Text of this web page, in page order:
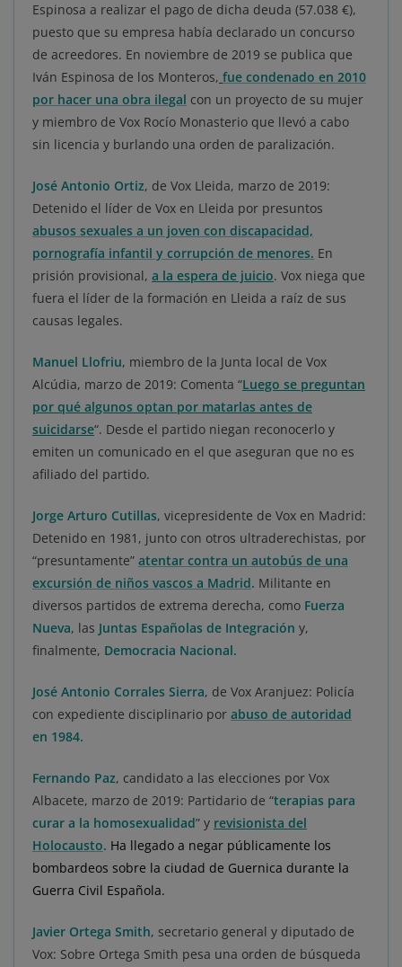
Espinosa a realizar el pago de dicha deuda (57.038 €),
puesto que su empresa había declarado un concurso
de acreedores. En noviembre de 2019 se publica que
Iván Espinosa de los Monteros, fue condenado en 2010
por hacer una obra ilegal con un proyecto de su mujer
y miembro de Vox Rocío Monasterio que llevó a cabo
sin licencia y burlando una orden de paralización.
José Antonio Ortiz, de Vox Lleida, marzo de 2019:
Detenido el líder de Vox en Lleida por presuntos
abusos sexuales a un joven con discapacidad,
pornografía infantil y corrupción de menores. En
prisión provisional, a la espera de juicio. Vox niega que
fuera el líder de la formación en Lleida a raíz de sus
causas legales.
Manuel Llofriu, miembro de la Junta local de Vox
Alcúdia, marzo de 2019: Comenta “Luego se preguntan
por qué algunos optan por matarlas antes de
suicidarse“. Desde el partido niegan reconocerlo y
emiten un comunicado en el que aseguran que no es
afiliado del partido.
Jorge Arturo Cutillas, vicepresidente de Vox en Madrid:
Detenido en 1981, junto con otros ultraderechistas, por
“presuntamente” atentar contra un autobús de una
excursión de niños vascos a Madrid. Militante en
diversos partidos de extrema derecha, como Fuerza
Nueva, las Juntas Españolas de Integración y,
finalmente, Democracia Nacional.
José Antonio Corrales Sierra, de Vox Aranjuez: Policía
con expediente disciplinario por abuso de autoridad
en 1984.
Fernando Paz, candidato a las elecciones por Vox
Albacete, marzo de 2019: Partidario de “terapias para
curar a la homosexualidad” y revisionista del
Holocausto. Ha llegado a negar públicamente los
bombardeos sobre la ciudad de Guernica durante la
Guerra Civil Española.
Javier Ortega Smith, secretario general y diputado de
Vox: Sobre Ortega Smith pesa una orden de búsqueda